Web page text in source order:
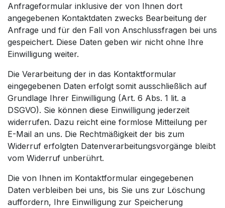
Anfrageformular inklusive der von Ihnen dort
angegebenen Kontaktdaten zwecks Bearbeitung der
Anfrage und für den Fall von Anschlussfragen bei uns
gespeichert. Diese Daten geben wir nicht ohne Ihre
Einwilligung weiter.
Die Verarbeitung der in das Kontaktformular
eingegebenen Daten erfolgt somit ausschließlich auf
Grundlage Ihrer Einwilligung (Art. 6 Abs. 1 lit. a
DSGVO). Sie können diese Einwilligung jederzeit
widerrufen. Dazu reicht eine formlose Mitteilung per
E-Mail an uns. Die Rechtmäßigkeit der bis zum
Widerruf erfolgten Datenverarbeitungsvorgänge bleibt
vom Widerruf unberührt.
Die von Ihnen im Kontaktformular eingegebenen
Daten verbleiben bei uns, bis Sie uns zur Löschung
auffordern, Ihre Einwilligung zur Speicherung